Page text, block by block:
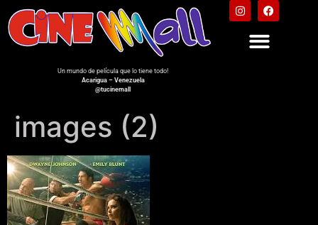
Un mundo de película que lo tiene todo!
Acarigua – Venezuela
@tucinemall
images (2)